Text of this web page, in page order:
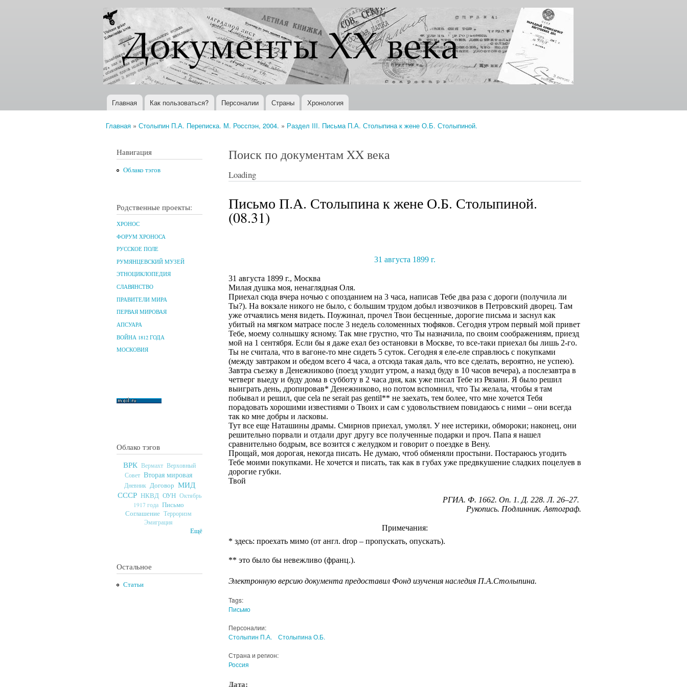
Перейти к
основному
содержанию
Документы
XX века
Всемирная
история в
Интернете
Главное меню
Главная Как пользоваться? Персоналии Страны Хронология
Главная » Столыпин П.А. Переписка. М. Росспэн, 2004. » Раздел III. Письма П.А. Столыпина к жене О.Б. Столыпиной.
Навигация
Облако тэгов
Родственные проекты:
ХРОНОС
ФОРУМ ХРОНОСА
РУССКОЕ ПОЛЕ
РУМЯНЦЕВСКИЙ МУЗЕЙ
ЭТНОЦИКЛОПЕДИЯ
СЛАВЯНСТВО
ПРАВИТЕЛИ МИРА
ПЕРВАЯ МИРОВАЯ
АПСУАРА
ВОЙНА 1812 ГОДА
МОСКОВИЯ
Облако тэгов
ВРК Вермахт Верховный
Совет Вторая мировая
Дневник Договор МИД
СССР НКВД ОУН Октябрь
1917 года Письмо
Соглашение Терроризм
Эмиграция
Ещё
Остальное
Статьи
Поиск по документам XX века
Loading
Письмо П.А. Столыпина к жене О.Б. Столыпиной.
(08.31)
31 августа 1899 г.
31 августа 1899 г., Москва
Милая душка моя, ненаглядная Оля.
Приехал сюда вчера ночью с опозданием на 3 часа, написав Тебе два раза с дороги (получила ли
Ты?). На вокзале никого не было, с большим трудом добыл извозчиков в Петровский дворец. Там
уже отчаялись меня видеть. Поужинал, прочел Твои бесценные, дорогие письма и заснул как
убитый на мягком матрасе после 3 недель соломенных тюфяков. Сегодня утром первый мой привет
Тебе, моему солнышку ясному. Так мне грустно, что Ты назначила, по своим соображениям, приезд
мой на 1 сентября. Если бы я даже ехал без остановки в Москве, то все-таки приехал бы лишь 2-го.
Ты не считала, что в вагоне-то мне сидеть 5 суток. Сегодня я еле-еле справлюсь с покупками
(между завтраком и обедом всего 4 часа, а отсюда такая даль, что все сделать, вероятно, не успею).
Завтра съезжу в Денежниково (поезд уходит утром, а назад буду в 10 часов вечера), а послезавтра в
четверг выеду и буду дома в субботу в 2 часа дня, как уже писал Тебе из Рязани. Я было решил
выиграть день, дропировав* Денежниково, но потом вспомнил, что Ты желала, чтобы я там
побывал и решил, que cela ne serait pas gentil** не заехать, тем более, что мне хочется Тебя
порадовать хорошими известиями о Твоих и сам с удовольствием повидаюсь с ними – они всегда
так ко мне добры и ласковы.
Тут все еще Наташины драмы. Смирнов приехал, умолял. У нее истерики, обмороки; наконец, они
решительно порвали и отдали друг другу все полученные подарки и проч. Папа я нашел
сравнительно бодрым, все возится с желудком и говорит о поездке в Вену.
Прощай, моя дорогая, некогда писать. Не думаю, чтоб обменяли простыни. Постараюсь угодить
Тебе моими покупками. Не хочется и писать, так как в губах уже предвкушение сладких поцелуев в
дорогие губки.
Твой
РГИА. Ф. 1662. Оп. 1. Д. 228. Л. 26–27.
Рукопись. Подлинник. Автограф.
Примечания:
* здесь: проехать мимо (от англ. drop – пропускать, опускать).
** это было бы невежливо (франц.).
Электронную версию документа предоставил Фонд изучения наследия П.А.Столыпина.
Tags:
Письмо
Персоналии:
Столыпин П.А.
Столыпина О.Б.
Страна и регион:
Россия
Дата: